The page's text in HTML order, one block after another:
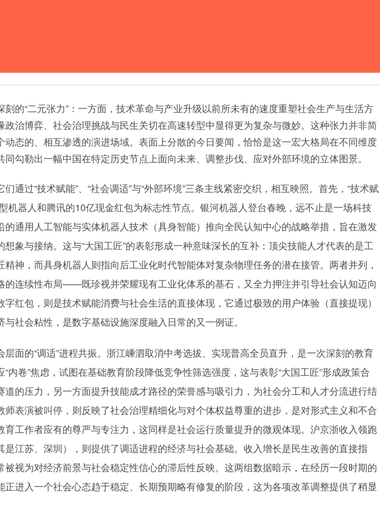
的“二元张力”：一方面，技术革命与产业升级以前所未有的速度重塑社会生产与生活方
政治博弈、社会治理挑战与民生关切在高速转型中显得更为复杂与微妙。这种张力并非简
动态的、相互渗透的演进场域。表面上分散的今日要闻，恰恰是这一宏大格局在不同维度
勾勒出一幅中国在特定历史节点上面向未来、调整步伐、应对外部环境的立体图景。
通过“技术赋能”、“社会调适”与“外部环境”三条主线紧密交织，相互映照。首先，“技术赋
机器人和腾讯的10亿现金红包为标志性节点。银河机器人登台春晚，远不止是一场科技
的通用人工智能与实体机器人技术（具身智能）推向全民认知中心的战略举措，旨在激发
象与接纳。这与“大国工匠”的表彰形成一种意味深长的互补：顶尖技能人才代表的是工
神，而具身机器人则指向后工业化时代智能体对复杂物理任务的潜在接管。两者并列，
的连续性布局——既珍视并荣耀现有工业化体系的基石，又全力押注并引导社会认知迈向
红包，则是技术赋能消费与社会生活的直接体现，它通过极致的用户体验（直接提现）
社会粘性，是数字基础设施深度融入日常的又一例证。
面的“调适”进程共振。浙江嵊泗取消中考选拔、实现普高全员直升，是一次深刻的教育
内卷”焦虑，试图在基础教育阶段降低竞争性筛选强度，这与表彰“大国工匠”形成政策合
道的压力，另一方面提升技能成才路径的荣誉感与吸引力，为社会分工和人才分流进行结
师表演被叫停，则反映了社会治理精细化与对个体权益尊重的进步，是对形式主义和不合
育工作者应有的尊严与专注力，这同样是社会运行质量提升的微观体现。沪京浙收入领跑
是江苏、深圳），则提供了调适进程的经济与社会基础。收入增长是民生改善的直接指
被视为对经济前景与社会稳定性信心的滞后性反映。这两组数据暗示，在经历一段时期的
正进入一个社会心态趋于稳定、长期预期略有修复的阶段，这为各项改革调整提供了稍显